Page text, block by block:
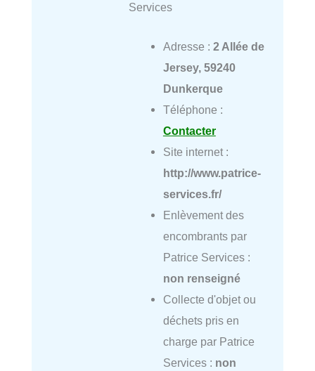
Services
Adresse : 2 Allée de
Jersey, 59240
Dunkerque
Téléphone :
Contacter
Site internet :
http://www.patrice-
services.fr/
Enlèvement des
encombrants par
Patrice Services :
non renseigné
Collecte d'objet ou
déchets pris en
charge par Patrice
Services : non